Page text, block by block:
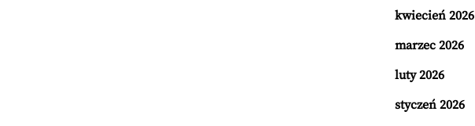
kwiecień 2026
marzec 2026
luty 2026
styczeń 2026